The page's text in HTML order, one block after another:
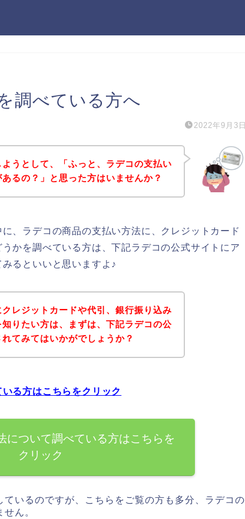
調べている方へ
2022年9月3日
うとして、「ふっと、ラデコの支払い
るの？」と思った方はいませんか？
、ラデコの商品の支払い方法に、クレジットカード
かを調べている方は、下記ラデコの公式サイトにア
るといいと思いますよ♪
レジットカードや代引、銀行振り込み
りたい方は、まずは、下記ラデコの公
てみてはいかがでしょうか？
る方はこちらをクリック
について調べている方はこちらを
クリック
いるのですが、こちらをご覧の方も多分、ラデコの
ん。